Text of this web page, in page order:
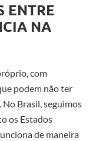
ENTRE
NA
com
podem não ter
Brasil, seguimos
os Estados
de maneira